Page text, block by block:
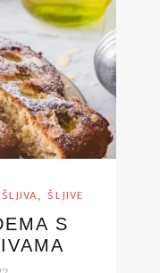
ŠLJIVA, ŠLJIVE
S